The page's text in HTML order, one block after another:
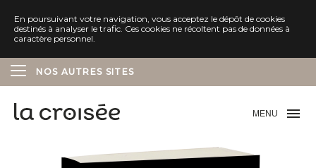
En poursuivant votre navigation, vous acceptez le dépôt de cookies
destinés à analyser le trafic. Ces cookies ne récoltent pas de données à
caractère personnel.
NOS AUTRES SITES
ÉDITIONS DELCOURT
MENU